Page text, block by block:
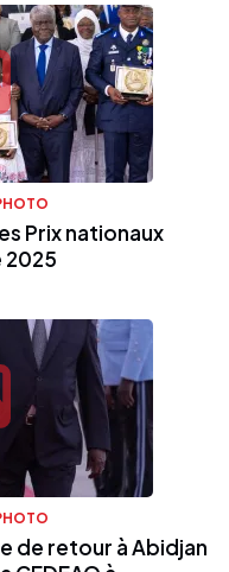
Prix nationaux
de retour à Abidjan